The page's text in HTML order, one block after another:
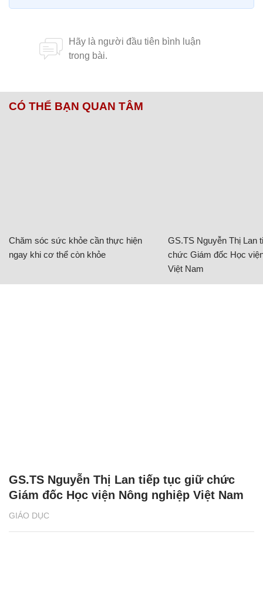
CÓ THỂ BẠN QUAN TÂM
Chăm sóc sức khỏe cần thực hiện
ngay khi cơ thể còn khỏe
GS.TS Nguyễn Thị Lan
chức Giám đốc Học
Việt Nam
GIÁO DỤC
GS.TS Nguyễn Thị Lan tiếp tục giữ chức
Giám đốc Học viện Nông nghiệp Việt Nam